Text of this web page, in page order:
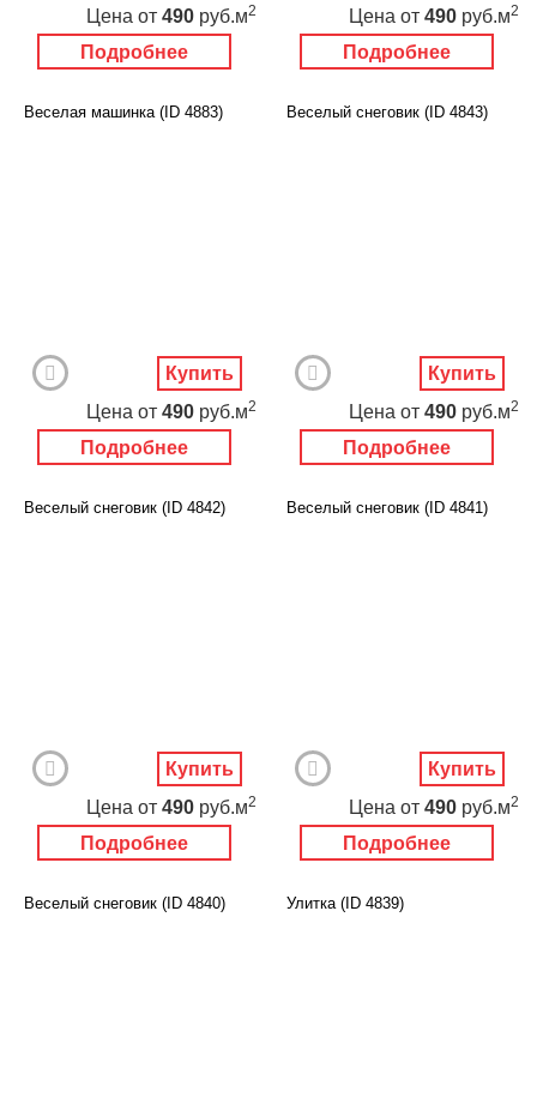
Подробнее
Цена от 490 руб.м2
Подробнее
Цена от 490 руб.м2
Веселая машинка (ID 4883)
Подробнее
Цена от 490 руб.м2
Купить
Веселый снеговик (ID 4843)
Подробнее
Цена от 490 руб.м2
Купить
Веселый снеговик (ID 4842)
Подробнее
Цена от 490 руб.м2
Купить
Веселый снеговик (ID 4841)
Подробнее
Цена от 490 руб.м2
Купить
Веселый снеговик (ID 4840) Улитка (ID 4839)